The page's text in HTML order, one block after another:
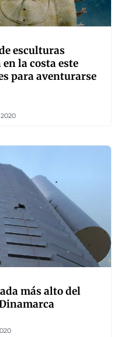
esculturas
la costa este
para aventurarse
más alto del